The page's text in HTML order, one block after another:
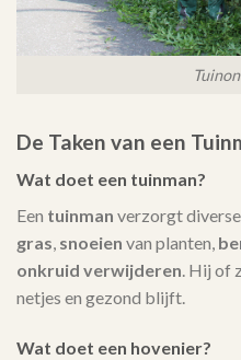
De Taken van een
Wat doet een tuinman?
Een tuinman verzorgt
gras, snoeien van planten,
onkruid verwijderen. Hij of
netjes en gezond blijft.
Wat doet een hovenier?